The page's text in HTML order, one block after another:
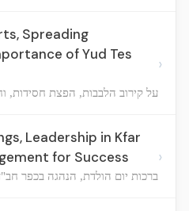
Spreading
of Yud Tes
על קירוב הלבבות, הפצת חסידות,
›
Leadership in Kfar
for Success
ברכות יום הולדת, הנהגה בכפר
›